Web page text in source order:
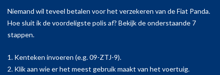
Niemand wil teveel betalen voor het verzekeren van de Fiat Panda.
Hoe sluit ik de voordeligste polis af? Bekijk de onderstaande 7
stappen.
1. Kenteken invoeren (e.g. 09-ZTJ-9).
2. Klik aan wie er het meest gebruik maakt van het voertuig.